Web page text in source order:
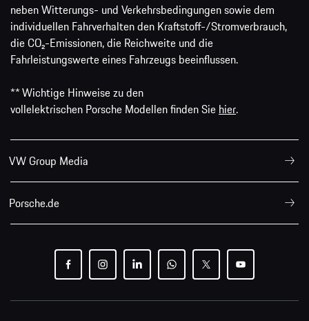
neben Witterungs- und Verkehrsbedingungen sowie dem
individuellen Fahrverhalten den Kraftstoff-/Stromverbrauch,
die CO₂-Emissionen, die Reichweite und die
Fahrleistungswerte eines Fahrzeugs beeinflussen.
** Wichtige Hinweise zu den
vollelektrischen Porsche Modellen finden Sie hier.
VW Group Media
Porsche.de